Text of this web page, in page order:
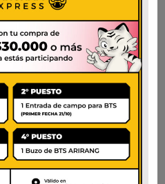
$65.000
AÑADIR AL CARRITO